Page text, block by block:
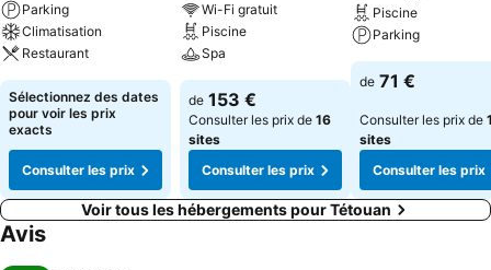
Parking
Climatisation
Restaurant
Sélectionnez des dates
pour voir les prix
exacts
Consulter les prix
Wi-Fi gratuit
Piscine
Spa
de 153 €
Consulter les prix de 16
sites
Consulter les prix
Piscine
Parking
de 71 €
Consulter les prix de
sites
Consulter les prix
Voir tous les hébergements pour Tétouan
Avis